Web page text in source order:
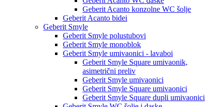
Geberit Acanto konzolne WC šolje
Geberit Acanto bidei
Geberit Smyle
Geberit Smyle polustubovi
Geberit Smyle monoblok
Geberit Smyle umivaonici - lavaboi
Geberit Smyle Square umivaonik,
asimetrični preliv
Geberit Smyle umivaonici
Geberit Smyle Square umivaonici
Geberit Smyle Square dupli umivaonici